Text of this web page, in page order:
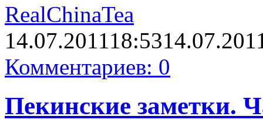
RealChinaTea
14.07.201118:53
Комментариев: 0
Пекинские заметки.